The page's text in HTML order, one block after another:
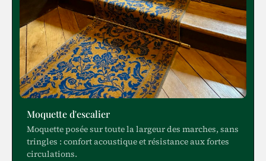
Moquette d'escalier
Moquette posée sur toute la largeur des marches, sans
tringles : confort acoustique et résistance aux fortes
circulations.